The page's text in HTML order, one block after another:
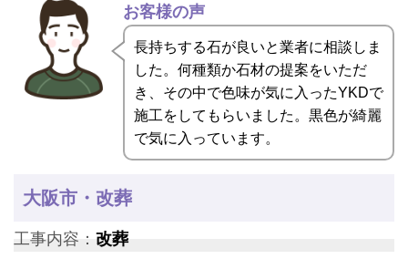
お客様の声
長持ちする石が良いと業者に相談しま
した。何種類か石材の提案をいただ
き、その中で色味が気に入ったYKDで
施工をしてもらいました。黒色が綺麗
で気に入っています。
大阪市・改葬
工事内容： 改葬